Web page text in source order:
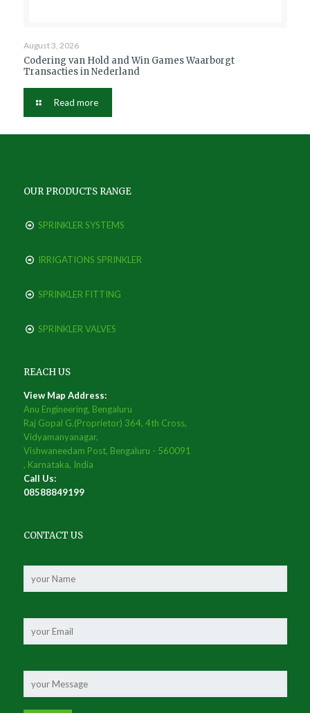
August 3, 2026
Codering van Hold and Win Games Waarborgt
Transacties in Nederland
Read more
OUR PRODUCTS RANGE
SPRINKLER SYSTEMS
IRRIGATIONS SPRINKLER
SPRINKLER FITTING
SPRINKLER VALVES
REACH US
View Map Address:
Anu Engineering, Bengaluru
Raj Gopal G.(Proprietor) 364, 4th Cross,
Vidyamanyanagar,
Vishwaneedam Post, Bengaluru - 560091
, Karnataka, India
Call Us:
08588849199
CONTACT US